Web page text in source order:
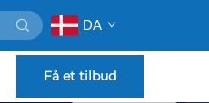
DA
Få et tilbud